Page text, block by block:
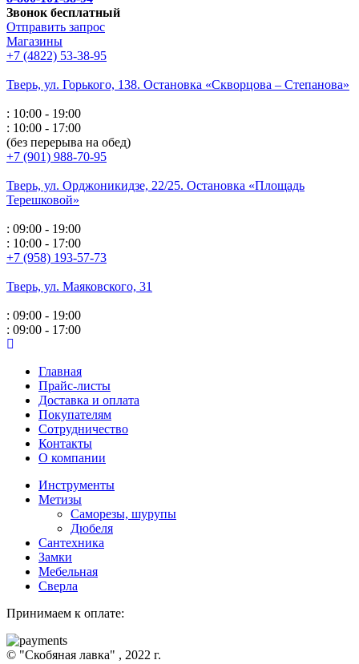
Звонок бесплатный
Отправить запрос
Магазины
+7 (4822) 53-38-95
Тверь, ул. Горького, 138. Остановка «Скворцова – Степанова»
: 10:00 - 19:00
: 10:00 - 17:00
(без перерыва на обед)
+7 (901) 988-70-95
Тверь, ул. Орджоникидзе, 22/25. Остановка «Площадь
Терешковой»
: 09:00 - 19:00
: 10:00 - 17:00
+7 (958) 193-57-73
Тверь, ул. Маяковского, 31
: 09:00 - 19:00
: 09:00 - 17:00
Главная
Прайс-листы
Доставка и оплата
Покупателям
Сотрудничество
Контакты
О компании
Инструменты
Метизы
Саморезы, шурупы
Дюбеля
Сантехника
Замки
Мебельная
Сверла
Принимаем к оплате:
© "Скобяная лавка" , 2022 г.